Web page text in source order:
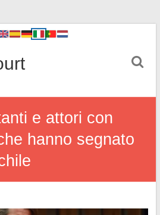
e attori con
hanno segnato